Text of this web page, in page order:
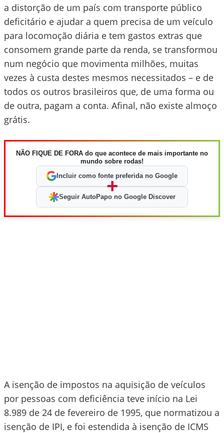
a distorção de um país com transporte público
deficitário e ajudar a quem precisa de um veículo
para locomoção diária e tem gastos extras que
consomem grande parte da renda, se transformou
num negócio que movimenta milhões, muitas
vezes à custa destes mesmos necessitados – e de
todos os outros brasileiros que, de uma forma ou
de outra, pagam a conta. Afinal, não existe almoço
grátis.
NÃO FIQUE DE FORA do que acontece de mais importante no
mundo sobre rodas!
Incluir como fonte preferida no Google
+
Seguir AutoPapo no Google Discover
A isenção de impostos na aquisição de veículos
por pessoas com deficiência teve início na Lei
8.989 de 24 de fevereiro de 1995, que normatizou a
isenção de IPI, e foi estendida à isenção de ICMS